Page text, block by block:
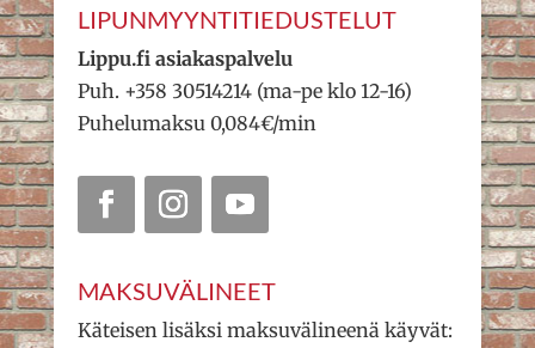
LIPUNMYYNTITIEDUSTELUT
Lippu.fi asiakaspalvelu
Puh. +358 30514214 (ma-pe klo 12-16)
Puhelumaksu 0,084€/min
MAKSUVÄLINEET
Käteisen lisäksi maksuvälineenä käyvät: